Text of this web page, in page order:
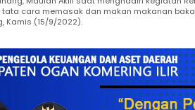
tata cara memasak dan makan makanan
Kamis (15/9/2022).